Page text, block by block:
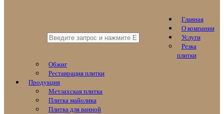
Главная
О компании
Услуги
Резка
плитки
Обжиг
Реставрация плитки
Продукция
Метлахская плитка
Плитка майолика
Плитка для ванной